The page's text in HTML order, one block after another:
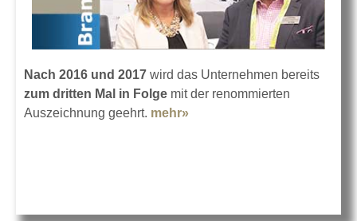
Nach 2016 und 2017 wird das Unternehmen bereits
zum dritten Mal in Folge mit der renommierten
Auszeichnung geehrt. mehr»